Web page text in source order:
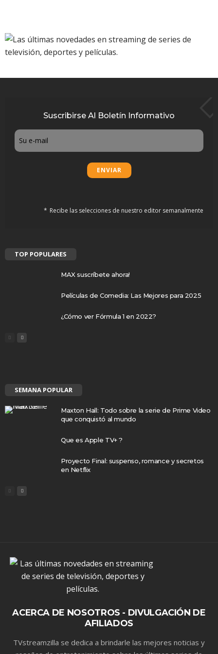
Suscribirse Al Boletín Informativo
Email
Recibe las selecciones de nuestro editor semanalmente
TOP POPULARES
MAX suscríbete ahora!
Películas de Comedia: Las Mejores para 2025
¿Cómo ver Fórmula 1 en 2022?
SEMANA POPULAR
Maxton Hall: Todo sobre la serie de Prime Video
que conquistó al mundo
Que es Apple TV+ ?
Proyecto Final: suspenso, romance y secretos
en Netflix
ACERCA DE NOSOTROS - DIVULGACIÓN DE
AFILIADOS
TVstreamzilla se dedica a brindarle las mejores noticias y